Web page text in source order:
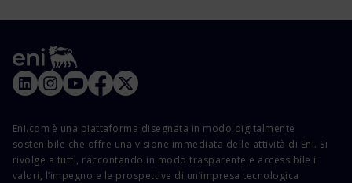
Eni.com è una piattaforma disegnata in modo digitalmente
sostenibile che offre una visione immediata delle attività di Eni. Si
rivolge a tutti, raccontando in modo trasparente e accessibile i
valori, l’impegno e le prospettive di un’impresa tecnologica